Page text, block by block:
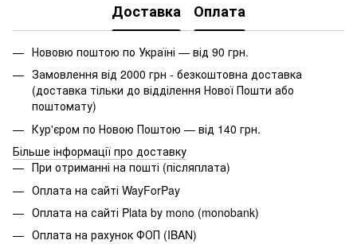
Доставка Оплата
Нововю поштою по Україні — від 90 грн.
Замовлення від 2000 грн - безкоштовна доставка
(доставка тільки до відділення Нової Пошти або
поштомату)
Кур'єром по Новою Поштою — від 140 грн.
Більше інформації про доставку
При отриманні на пошті (післяплата)
Оплата на сайті WayForPay
Оплата на сайті Plata by mono (monobank)
Оплата на рахунок ФОП (IBAN)